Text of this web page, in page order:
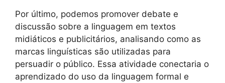
Por último, podemos promover debate e
discussão sobre a linguagem em textos
midiáticos e publicitários, analisando como as
marcas linguísticas são utilizadas para
persuadir o público. Essa atividade conectaria o
aprendizado do uso da linguagem formal e